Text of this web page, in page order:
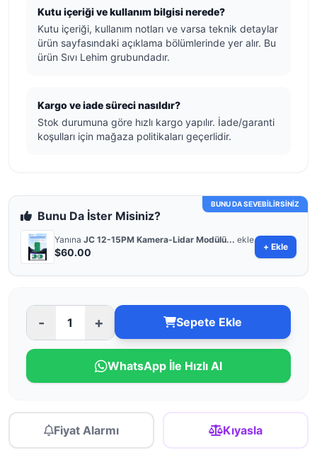
Kutu içeriği ve kullanım bilgisi nerede?
Kutu içeriği, kullanım notları ve varsa teknik detaylar
ürün sayfasındaki açıklama bölümlerinde yer alır. Bu
ürün Sıvı Lehim grubundadır.
Kargo ve iade süreci nasıldır?
Stok durumuna göre hızlı kargo yapılır. İade/garanti
koşulları için mağaza politikaları geçerlidir.
BUNU DA SEVEBİLİRSİNİZ
Bunu Da İster Misiniz?
Yanına JC 12-15PM Kamera-Lidar Modülü... ekle
$60.00 + Ekle
- + Sepete Ekle
WhatsApp İle Hızlı Al
Fiyat Alarmı Kıyasla